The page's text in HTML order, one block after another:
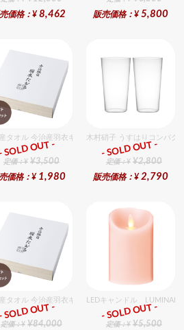
価格：¥ 8,462 販売価格：¥ 5,800
うセット（男の子用） セット販売商品です。
タオル 今治産羽衣ギフトバスタオル 1個入セット
ギフト
定価：¥ ¥3,500
価格：¥ 1,980
- SOLD OUT -
木村硝子 うすはりコンパク
ギフト
定価：¥ ¥2,800
販売価格：¥ 2,790
- SOLD OUT -
タオル 今治産羽衣ギフトバスタオル 24個入セット
ギフト
定価：¥ ¥84,000
- SOLD OUT -
LEDキャンドル
ギフト
定価：¥ ¥5,500
- SOLD OUT -